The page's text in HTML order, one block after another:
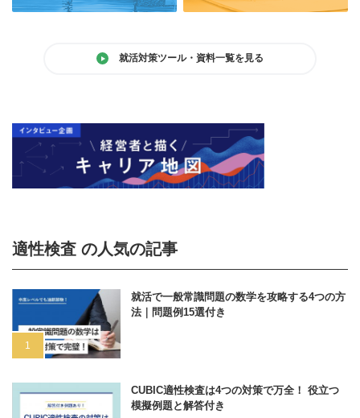
就活対策ツール・資料一覧を見る
適性検査 の人気の記事
就活で一般常識問題の数学を攻略する4つの方
法｜問題例15選付き
CUBIC適性検査は4つの対策で万全！ 役立つ
模擬例題と解答付き